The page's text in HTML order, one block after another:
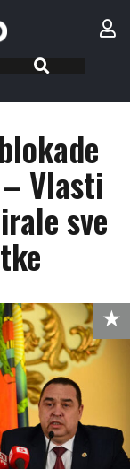
Vlasti
sve